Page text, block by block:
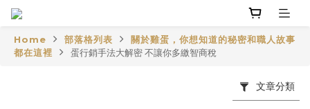
Home 部落格列表
關於雞蛋，你想知道的秘密和職人故事
都在這裡
蛋行銷手法大解密 不讓你多繳智商稅
文章分類